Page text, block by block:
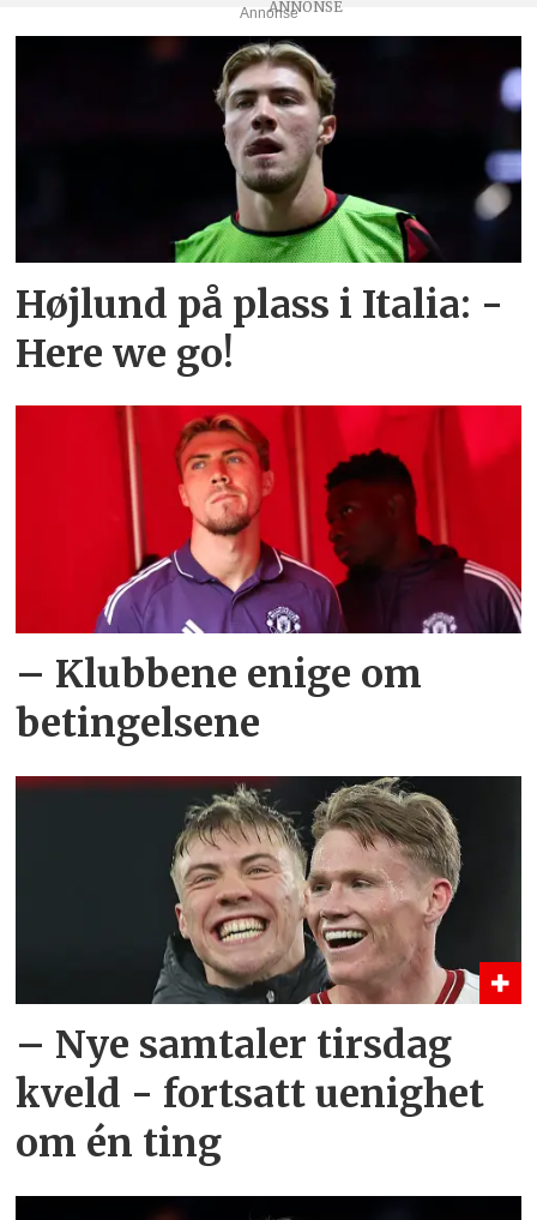
Annonse
Højlund på plass i Italia: -
Here we go!
– Klubbene enige om
betingelsene
– Nye samtaler tirsdag
kveld - fortsatt uenighet
om én ting